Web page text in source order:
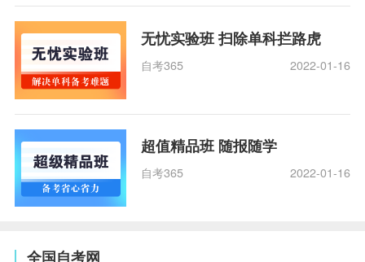
无忧实验班 扫除单科拦路虎
自考365 2022-01-16
超值精品班 随报随学
自考365 2022-01-16
全国自考网